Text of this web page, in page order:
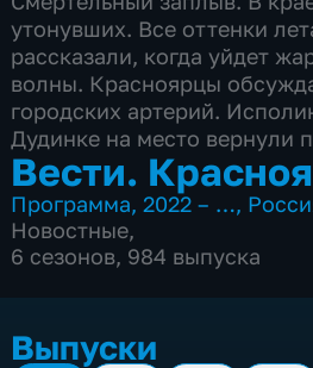
утонувших. Все оттенки
рассказали, когда уйдет
волны. Красноярцы
городских артерий.
Дудинке на место вернули
Вести.
Программа,2022 – …,
Новостные,
6 сезонов, 984 выпуска
Выпуски